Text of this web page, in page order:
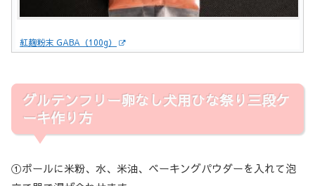
紅麹粉末 GABA（100g）
グルテンフリー卵なし犬用ひな祭り三段ケ
ーキ作り方
①ボールに米粉、水、米油、ベーキングパウダーを入れて泡